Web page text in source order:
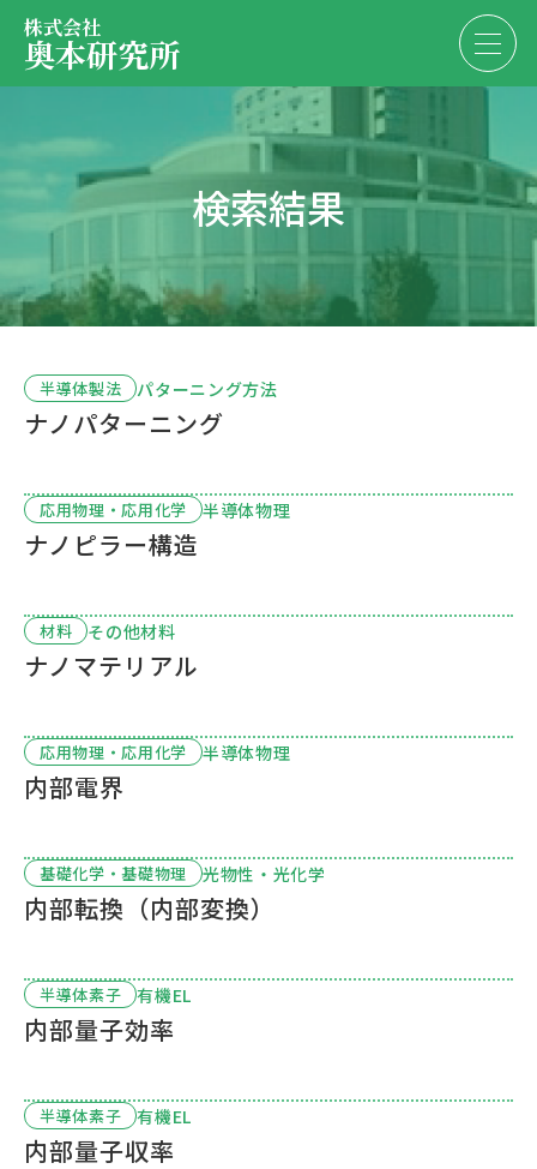
株式会社
奥本研究所
会社・決算情報
代表紹介
お問い合わせ
EN JP
お問い合わせ
検索結果
半導体製法 パターニング方法
ナノパターニング
応用物理・応用化学 半導体物理
ナノピラー構造
材料 その他材料
ナノマテリアル
応用物理・応用化学 半導体物理
内部電界
基礎化学・基礎物理 光物性・光化学
内部転換（内部変換）
半導体素子 有機EL
内部量子効率
半導体素子 有機EL
内部量子収率